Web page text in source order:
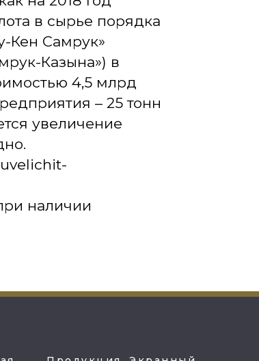
в сырье порядка
Кен Самрук»
Казына») в
4,5 млрд
– 25 тонн
увеличение
наличии